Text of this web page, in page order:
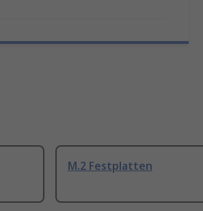
M.2 Festplatten